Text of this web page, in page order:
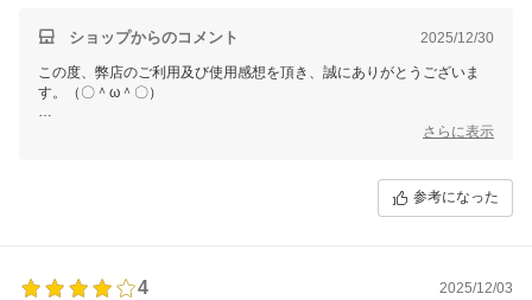
ショップからのコメント 2025/12/30
この度、弊店のご利用及び使用感想を頂き、誠にありがとうございま
す。（〇＾ω＾〇）
ご多用にもかかわらず、丁寧なご使用感想をいただき本当に嬉しい限り
お買い上げ商品は少しでもお客様のお役に立てれば幸いです。
これからもまた何がございましたら、是非お気軽にショップまでお問い
を開始してください。
さらに表示
参考になった
4
2025/12/03